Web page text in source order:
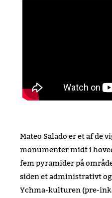
Mateo Salado er et af de
monumenter midt i
fem pyramider på
siden et administrativt
Ychma-kulturen (pre-